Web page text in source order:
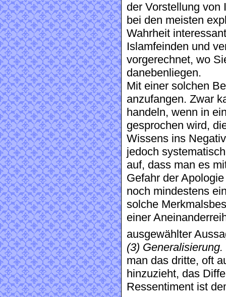
der Vorstellung von
bei den meisten
Wahrheit
Islamfeinden und
vorgerechnet, wo
danebenliegen.
Mit einer solchen
anzufangen. Zwar
handeln, wenn in
gesprochen wird,
Wissens ins
jedoch
auf, dass man es
Gefahr der
noch mindestens
solche
einer
ausgewählter
(3) Generalisierung.
man das dritte, oft
hinzuzieht, das
Ressentiment ist